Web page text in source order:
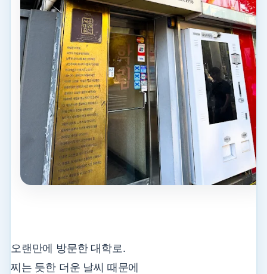
오랜만에 방문한 대학로.
찌는 듯한 더운 날씨 때문에